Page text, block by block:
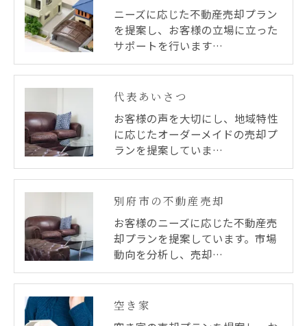
ニーズに応じた不動産売却プラン
を提案し、お客様の立場に立った
サポートを行います…
代表あいさつ
お客様の声を大切にし、地域特性
に応じたオーダーメイドの売却プ
ランを提案していま…
別府市の不動産売却
お客様のニーズに応じた不動産売
却プランを提案しています。市場
動向を分析し、売却…
空き家